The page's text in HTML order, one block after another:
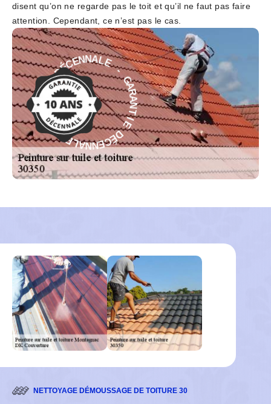
disent qu’on ne regarde pas le toit et qu’il ne faut pas faire
attention. Cependant, ce n’est pas le cas.
G
A
R
A
N
T
I
E
D
É
C
E
NNALE - GAR
A
N
T
I
E
D
É
C
E
N
N
A
L
E
-
NETTOYAGE DÉMOUSSAGE DE TOITURE 30